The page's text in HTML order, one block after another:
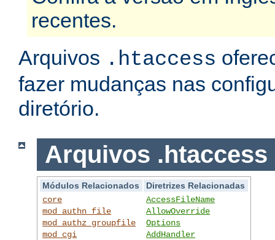
recentes.
Arquivos .htaccess
fazer mudanças nas
diretório.
Arquivos .htaccess
Módulos Relacionados
Diretrizes Relacionadas
core
mod_authn_file
mod_authz_groupfile
mod_cgi
AccessFileName
AllowOverride
Options
AddHandler